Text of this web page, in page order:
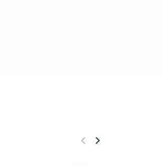
keyboard_arrow_left keyboard_arrow_right